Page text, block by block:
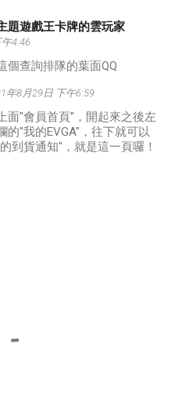
題遊戲王卡牌的雲玩家
4:46
個查詢排隊的葉面QQ
年8月29日 下午6:59
面"會員首頁"，開起來之後左
的"我的EVGA"，往下就可以
到貨通知"，就是這一頁囉！